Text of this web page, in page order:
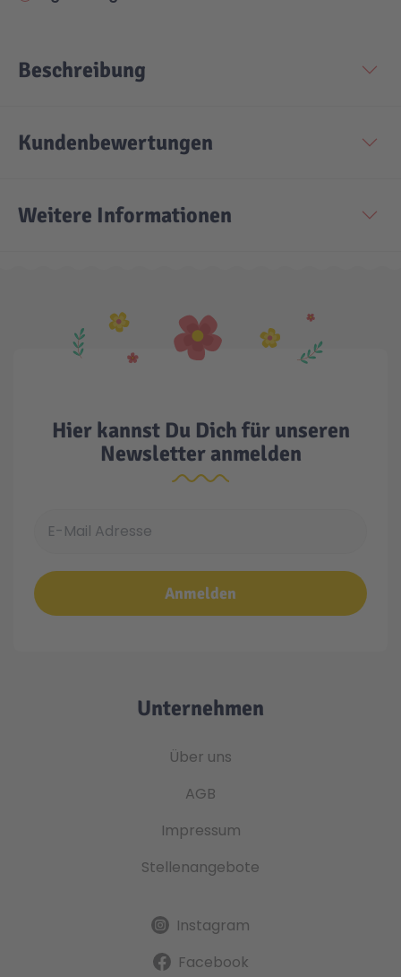
Beschreibung
Kundenbewertungen
Weitere Informationen
Hier kannst Du Dich für unseren
Newsletter anmelden
Anmelden
Unternehmen
Über uns
AGB
Impressum
Stellenangebote
Instagram
Facebook